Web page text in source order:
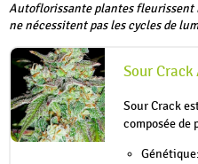
Autoflorissante plantes fleurissent
ne nécessitent pas les cycles de
Sour
Sour Crack
composée de